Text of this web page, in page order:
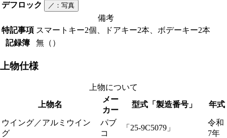
デフロック ／ ：写真
備考
特記事項 スマートキー2個、ドアキー2本、ボデーキー2本
記録簿
無（）
上物仕様
上物について
上物名
メー
カー
型式「製造番号」 年式
ウイング／アルミウイン
グ
パブ
コ
「25-9C5079」
令和
7年